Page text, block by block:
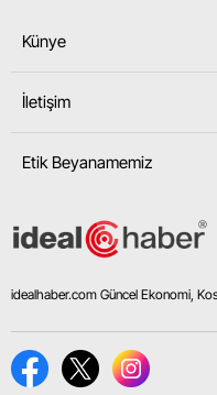
Künye
İletişim
Etik Beyanamemiz
idealhaber.com Güncel Ekonomi,